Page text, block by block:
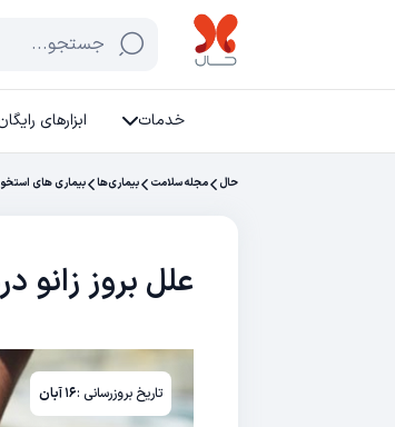
جستجو...
خدمات ابزارهای
حال مجله سلامت بیماری‌ها بیماری های
علل بروز زانو
تاریخ بروزرسانی :۱۶ آبان